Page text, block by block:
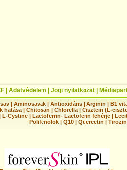
Adatvédelem Jogi nyilatkozat
| Aminosavak| Antioxidáns| Arginin | B1
hatása | Chitosan | Chlorella | Cisztein (L-
| L-Cystine | Lactoferrin- Lactoferin fehérje |
Polifenolok| Q10| Quercetin |